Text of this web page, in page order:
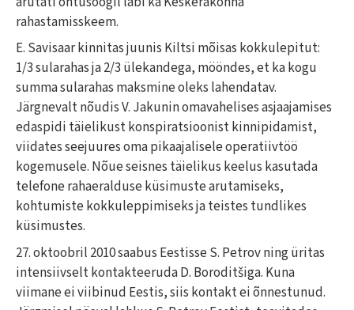
rahastamisskeem.
E. Savisaar kinnitas juunis Kiltsi mõisas kokkulepitut:
1/3 sularahas ja 2/3 ülekandega, mööndes, et ka kogu
summa sularahas maksmine oleks lahendatav.
Järgnevalt nõudis V. Jakunin omavahelises asjaajamises
edaspidi täielikust konspiratsioonist kinnipidamist,
viidates seejuures oma pikaajalisele operatiivtöö
kogemusele. Nõue seisnes täielikus keelus kasutada
telefone rahaeralduse küsimuste arutamiseks,
kohtumiste kokkuleppimiseks ja teistes tundlikes
küsimustes.
27. oktoobril 2010 saabus Eestisse S. Petrov ning üritas
intensiivselt kontakteeruda D. Boroditšiga. Kuna
viimane ei viibinud Eestis, siis kontakt ei õnnestunud.